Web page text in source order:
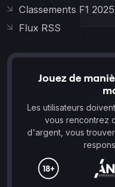
Classements F1 2025
Flux RSS
Jouez de
Les utilisateurs
vous rencontrez
d'argent, vous